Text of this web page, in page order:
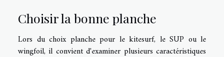
Choisir la bonne planche
Lors du choix planche pour le kitesurf, le SUP ou le
wingfoil, il convient d'examiner plusieurs caractéristiques